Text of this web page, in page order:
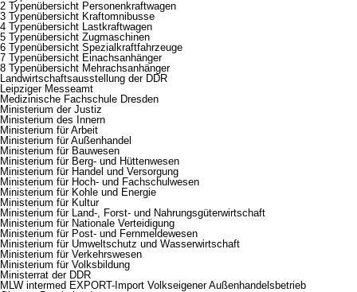
2 Typenübersicht Personenkraftwagen
3 Typenübersicht Kraftomnibusse
4 Typenübersicht Lastkraftwagen
5 Typenübersicht Zugmaschinen
6 Typenübersicht Spezialkraftfahrzeuge
7 Typenübersicht Einachsanhänger
8 Typenübersicht Mehrachsanhänger
Landwirtschaftsausstellung der DDR
Leipziger Messeamt
Medizinische Fachschule Dresden
Ministerium der Justiz
Ministerium des Innern
Ministerium für Arbeit
Ministerium für Außenhandel
Ministerium für Bauwesen
Ministerium für Berg- und Hüttenwesen
Ministerium für Handel und Versorgung
Ministerium für Hoch- und Fachschulwesen
Ministerium für Kohle und Energie
Ministerium für Kultur
Ministerium für Land-, Forst- und Nahrungsgüterwirtschaft
Ministerium für Nationale Verteidigung
Ministerium für Post- und Fernmeldewesen
Ministerium für Umweltschutz und Wasserwirtschaft
Ministerium für Verkehrswesen
Ministerium für Volksbildung
Ministerrat der DDR
MLW intermed EXPORT-Import Volkseigener Außenhandelsbetrieb